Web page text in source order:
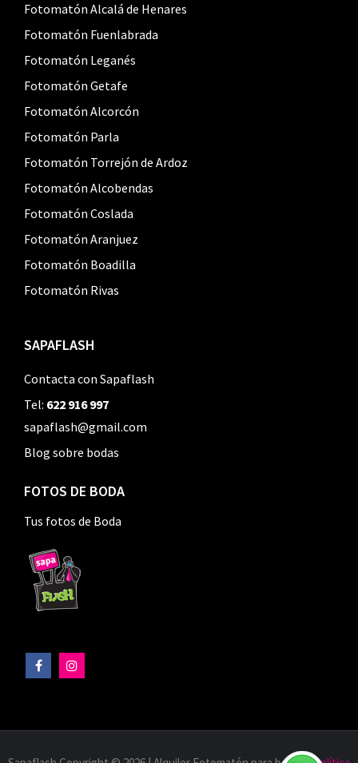
Fotomatón Alcalá de Henares
Fotomatón Fuenlabrada
Fotomatón Leganés
Fotomatón Getafe
Fotomatón Alcorcón
Fotomatón Parla
Fotomatón Torrejón de Ardoz
Fotomatón Alcobendas
Fotomatón Coslada
Fotomatón Aranjuez
Fotomatón Boadilla
Fotomatón Rivas
SAPAFLASH
Contacta con Sapaflash
Tel: 622 916 997
sapaflash@gmail.com
Blog sobre bodas
FOTOS DE BODA
Tus fotos de Boda